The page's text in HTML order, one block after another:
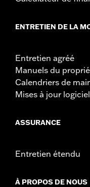
ENTRETIEN DE LA
Entretien agréé
Manuels du
Calendriers de
Mises à jour
ASSURANCE
Entretien étendu
À PROPOS DE NOUS